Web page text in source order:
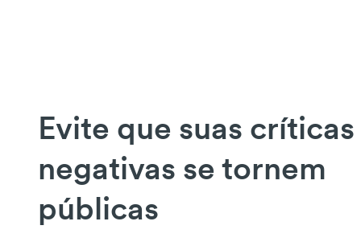
Evite que suas críticas
negativas se tornem
públicas